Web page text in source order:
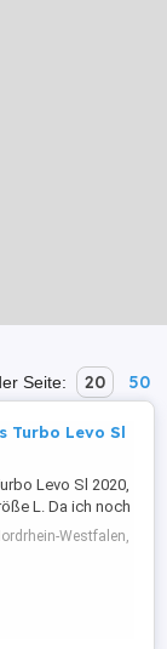
Seite: 20 50
Turbo Levo Sl
Levo Sl 2020,
L. Da ich noch
ich kaum damit
415 km) in zwei
12999 Euro (
Es
im Preis
Westfalen,